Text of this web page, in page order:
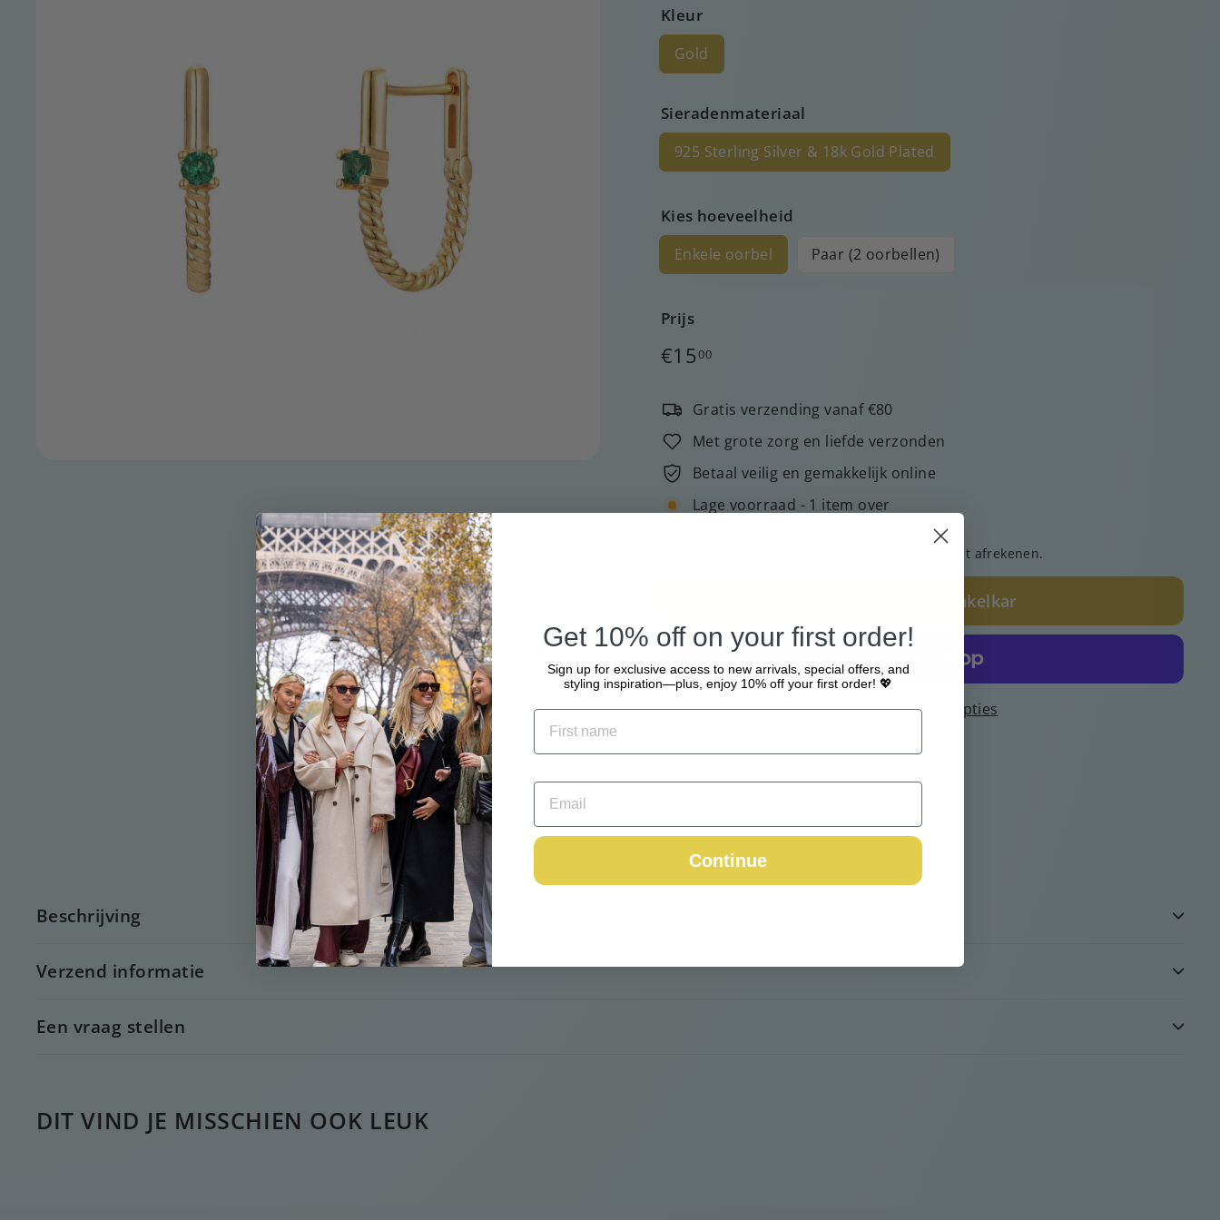
Kleur
Gold
Sieradenmateriaal
925 Sterling Silver & 18k Gold Plated
Kies hoeveelheid
Enkele oorbel Paar (2 oorbellen)
Prijs
Normale
€1500
Gratis verzending vanaf €80
Met grote zorg en liefde verzonden
Betaal veilig en gemakkelijk online
Lage voorraad - 1 item over
berekend bij het afrekenen.
Voeg toe aan winkelkar
Meer betalingsopties
Ophalen mogelijk bijWebshop
Meestal klaar binnen 24 uur
Beschrijving
Verzend informatie
Een vraag stellen
DIT VIND JE MISSCHIEN OOK LEUK
Get 10% off on your first order!
Sign up for exclusive access to new arrivals, special offers, and
styling inspiration—plus, enjoy 10% off your first order! 💖
Continue